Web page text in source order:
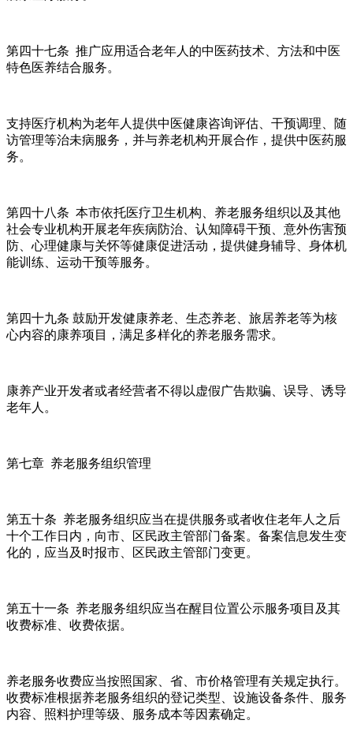
第四十七条 推广应用适合老年人的中医药技术、方法和中医
特色医养结合服务。
支持医疗机构为老年人提供中医健康咨询评估、干预调理、随
访管理等治未病服务，并与养老机构开展合作，提供中医药服
务。
第四十八条 本市依托医疗卫生机构、养老服务组织以及其他
社会专业机构开展老年疾病防治、认知障碍干预、意外伤害预
防、心理健康与关怀等健康促进活动，提供健身辅导、身体机
能训练、运动干预等服务。
第四十九条 鼓励开发健康养老、生态养老、旅居养老等为核
心内容的康养项目，满足多样化的养老服务需求。
康养产业开发者或者经营者不得以虚假广告欺骗、误导、诱导
老年人。
第七章 养老服务组织管理
第五十条 养老服务组织应当在提供服务或者收住老年人之后
十个工作日内，向市、区民政主管部门备案。备案信息发生变
化的，应当及时报市、区民政主管部门变更。
第五十一条 养老服务组织应当在醒目位置公示服务项目及其
收费标准、收费依据。
养老服务收费应当按照国家、省、市价格管理有关规定执行。
收费标准根据养老服务组织的登记类型、设施设备条件、服务
内容、照料护理等级、服务成本等因素确定。